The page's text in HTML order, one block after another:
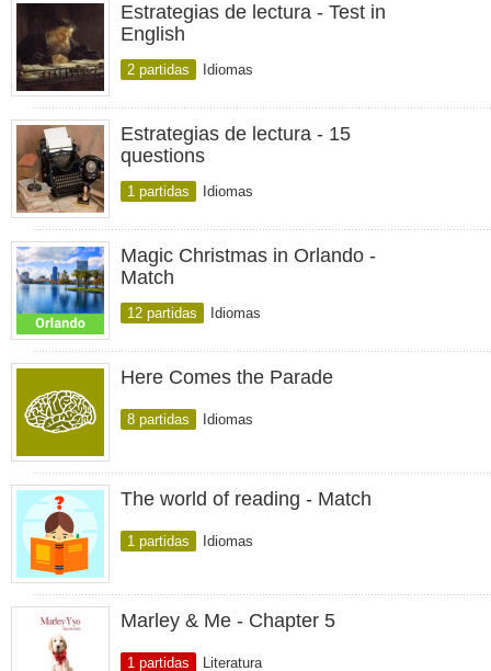
Estrategias de lectura - Test in
English
2 partidas Idiomas
Estrategias de lectura - 15
questions
1 partidas Idiomas
Magic Christmas in Orlando -
Match
12 partidas Idiomas
Here Comes the Parade
8 partidas Idiomas
The world of reading - Match
1 partidas Idiomas
Marley & Me - Chapter 5
1 partidas Literatura